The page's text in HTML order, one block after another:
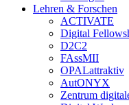
Lehren & Forschen
ACTIVATE
Digital
D2C2
FAssMII
OPALattraktiv
AutONYX
Zentrum